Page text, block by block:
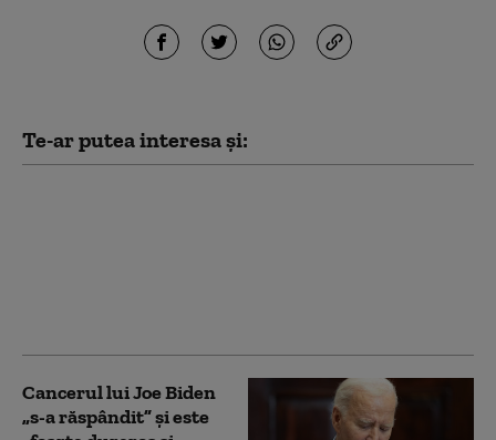
Te-ar putea interesa și:
Cancerul lui Joe Biden
„s-a răspândit” şi este